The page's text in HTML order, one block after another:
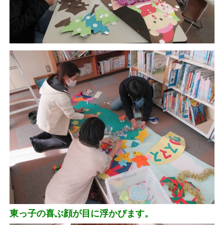
東っ子の喜ぶ顔が目に浮かびます。